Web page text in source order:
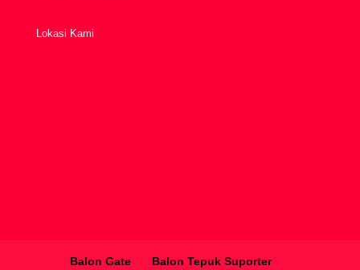
Lokasi Kami
Balon Gate Balon Tepuk Suporter